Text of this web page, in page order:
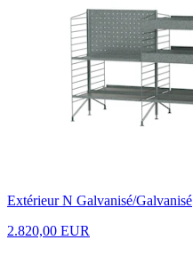
Extérieur N Galvanisé/Galvanisé
2.820,00 EUR